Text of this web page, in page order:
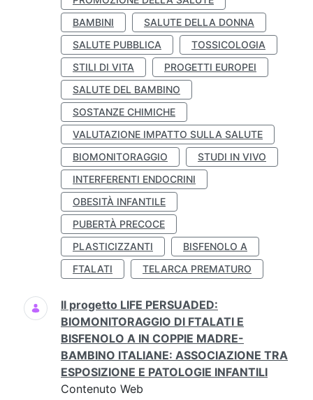
BAMBINI
SALUTE DELLA DONNA
SALUTE PUBBLICA
TOSSICOLOGIA
STILI DI VITA
PROGETTI EUROPEI
SALUTE DEL BAMBINO
SOSTANZE CHIMICHE
VALUTAZIONE IMPATTO SULLA SALUTE
BIOMONITORAGGIO
STUDI IN VIVO
INTERFERENTI ENDOCRINI
OBESITÀ INFANTILE
PUBERTÀ PRECOCE
PLASTICIZZANTI
BISFENOLO A
FTALATI
TELARCA PREMATURO
Il progetto LIFE PERSUADED:
BIOMONITORAGGIO DI FTALATI E
BISFENOLO A IN COPPIE MADRE-
BAMBINO ITALIANE: ASSOCIAZIONE TRA
ESPOSIZIONE E PATOLOGIE INFANTILI
Contenuto Web